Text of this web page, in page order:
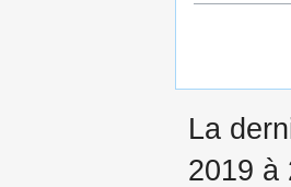
La
2019 à